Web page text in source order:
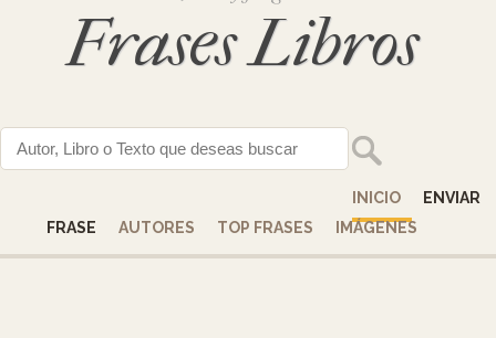
Frases Libros
INICIO
ENVIAR
FRASE
AUTORES TOP FRASES IMÁGENES